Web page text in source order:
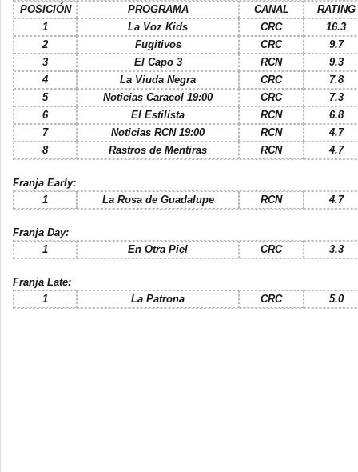
POSICIÓN PROGRAMA CANAL
RATING
1
La Voz Kids CRC
16.3
2
Fugitivos CRC
9.7
3
El Capo 3 RCN
9.3
4
La Viuda Negra CRC
7.8
5
Noticias Caracol 19:00 CRC
7.3
6
El Estilista RCN
6.8
7
Noticias RCN 19:00 RCN
4.7
8
Rastros de Mentiras RCN 4.7
Franja Early:
1
La Rosa de Guadalupe RCN 4.7
Franja Day:
1
En Otra Piel CRC 3.3
Franja Late:
1
La Patrona CRC 5.0